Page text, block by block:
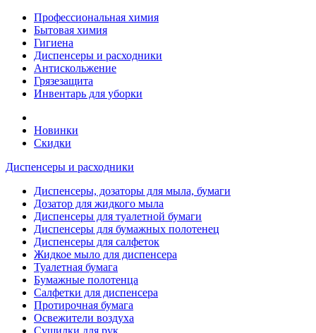
Профессиональная химия
Бытовая химия
Гигиена
Диспенсеры и расходники
Антискольжение
Грязезащита
Инвентарь для уборки
Новинки
Скидки
Диспенсеры и расходники
Диспенсеры, дозаторы для мыла, бумаги
Дозатор для жидкого мыла
Диспенсеры для туалетной бумаги
Диспенсеры для бумажных полотенец
Диспенсеры для салфеток
Жидкое мыло для диспенсера
Туалетная бумага
Бумажные полотенца
Салфетки для диспенсера
Протирочная бумага
Освежители воздуха
Сушилки для рук